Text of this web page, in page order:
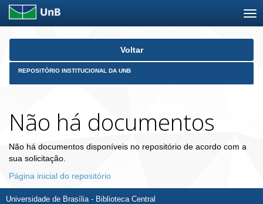
Skip
Voltar
REPOSITÓRIO INSTITUCIONAL DA UNB
Não há documentos
Não há documentos disponíveis no repositório de acordo com a
sua solicitação.
Página inicial do repositório
Universidade de Brasília - Biblioteca Central